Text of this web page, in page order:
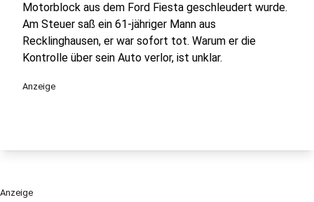
Motorblock aus dem Ford Fiesta geschleudert wurde.
Am Steuer saß ein 61-jähriger Mann aus
Recklinghausen, er war sofort tot. Warum er die
Kontrolle über sein Auto verlor, ist unklar.
Anzeige
Anzeige